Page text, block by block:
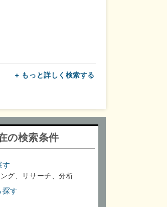
+ もっと詳しく検索する
の検索条件
す
グ、リサーチ、分析
す